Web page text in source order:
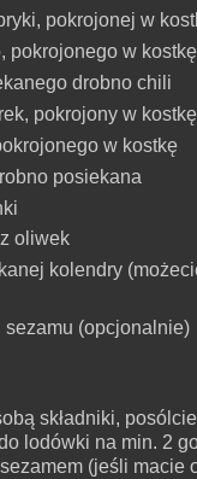
pokrojonej w
pokrojonego w kostkę
drobno chili
pokrojony w kostkę
w kostkę
posiekana
oliwek
kolendry
sezamu (opcjonalnie)
składniki,
lodówki na min. 2
(jeśli macie